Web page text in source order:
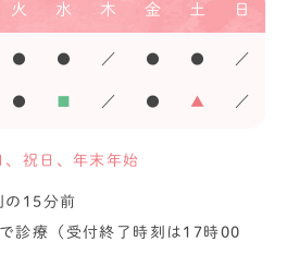
火 水 木 金 土 日
● ● ／ ● ● ／
● ／ ● ▲ ／
祝日、年末年始
の15分前
診療（受付終了時刻は17時00